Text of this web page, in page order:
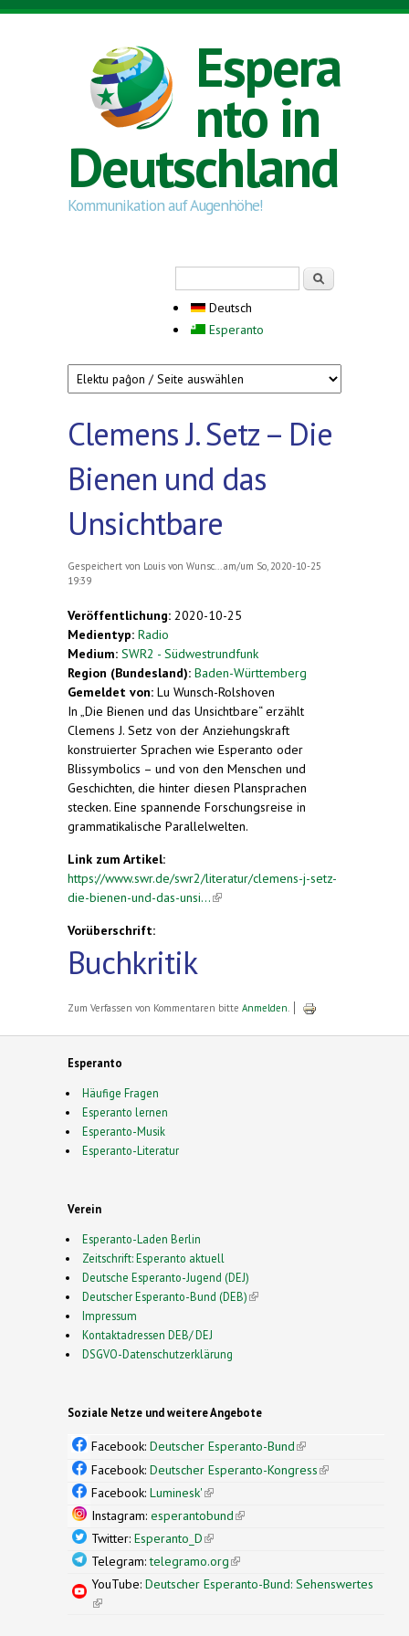
Direkt zum Inhalt
Espera
nto in
Deutschland
Kommunikation auf Augenhöhe!
Deutsch
Esperanto
Clemens J. Setz – Die
Bienen und das
Unsichtbare
Gespeichert von Louis von Wunsc...
am/um So, 2020-10-25
19:39
Veröffentlichung: 2020-10-25
Medientyp: Radio
Medium: SWR2 - Südwestrundfunk
Region (Bundesland): Baden-Württemberg
Gemeldet von: Lu Wunsch-Rolshoven
In „Die Bienen und das Unsichtbare“ erzählt
Clemens J. Setz von der Anziehungskraft
konstruierter Sprachen wie Esperanto oder
Blissymbolics – und von den Menschen und
Geschichten, die hinter diesen Plansprachen
stecken. Eine spannende Forschungsreise in
grammatikalische Parallelwelten.
Link zum Artikel:
https://www.swr.de/swr2/literatur/clemens-j-setz-
die-bienen-und-das-unsi...(link is external)
Vorüberschrift:
Buchkritik
Zum Verfassen von Kommentaren bitte Anmelden
Esperanto
Häufige Fragen
Esperanto lernen
Esperanto-Musik
Esperanto-Literatur
Verein
Esperanto-Laden Berlin
Zeitschrift: Esperanto aktuell
Deutsche Esperanto-Jugend (DEJ)
Deutscher Esperanto-Bund (DEB)(link is external)
Impressum
Kontaktadressen DEB/ DEJ
DSGVO-Datenschutzerklärung
Soziale Netze und weitere Angebote
Facebook: Deutscher Esperanto-Bund(link is
external)
Facebook: Deutscher Esperanto-Kongress(link is
Facebook: Luminesk'(link is external)
Instagram: esperantobund(link is external)
Twitter: Esperanto_D(link is external)
Telegram:telegramo.org(link is external)
YouTube: Deutscher Esperanto-Bund: Sehenswertes
(link is external)